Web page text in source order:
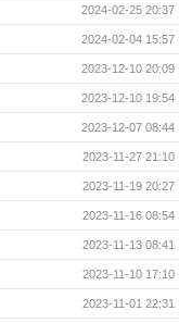
2024-02-25 20:37
2024-02-04 15:57
2023-12-10 20:09
2023-12-10 19:54
2023-12-07 08:44
2023-11-27 21:10
2023-11-19 20:27
2023-11-16 08:54
2023-11-13 08:41
2023-11-10 17:10
2023-11-01 22:31